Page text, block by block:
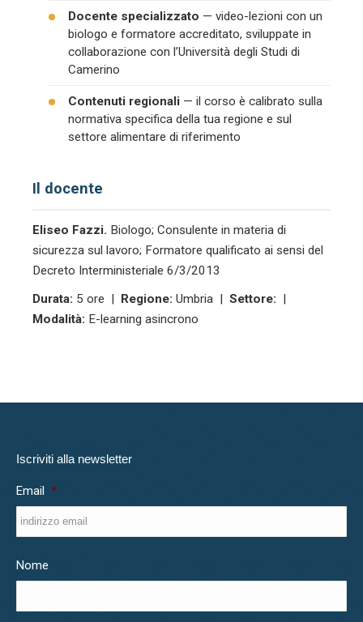
Docente specializzato — video-lezioni con un
biologo e formatore accreditato, sviluppate in
collaborazione con l’Università degli Studi di
Camerino
Contenuti regionali — il corso è calibrato sulla
normativa specifica della tua regione e sul
settore alimentare di riferimento
Il docente
Eliseo Fazzi. Biologo; Consulente in materia di
sicurezza sul lavoro; Formatore qualificato ai sensi del
Decreto Interministeriale 6/3/2013
Durata: 5 ore | Regione: Umbria | Settore: |
Modalità: E-learning asincrono
Iscriviti alla newsletter
Email *
Nome